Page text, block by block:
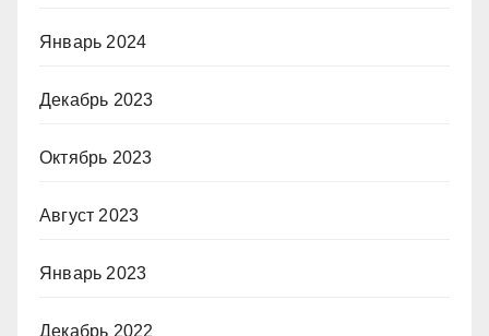
Январь 2024
Декабрь 2023
Октябрь 2023
Август 2023
Январь 2023
Декабрь 2022